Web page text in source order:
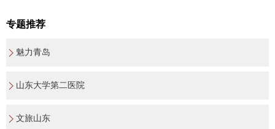
专题推荐
魅力青岛
山东大学第二医院
文旅山东